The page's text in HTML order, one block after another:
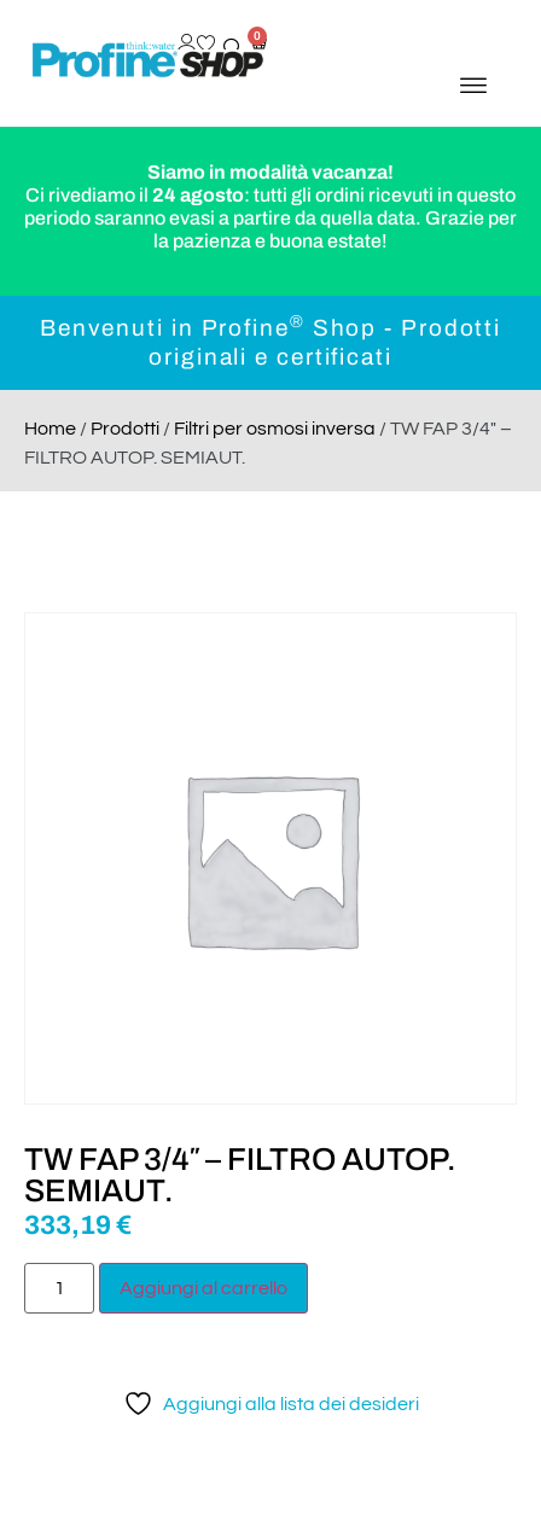
0
Siamo in modalità vacanza!
Ci rivediamo il 24 agosto: tutti gli ordini ricevuti in questo
periodo saranno evasi a partire da quella data. Grazie per
la pazienza e buona estate!
Benvenuti in Profine® Shop - Prodotti
originali e certificati
Home / Prodotti / Filtri per osmosi inversa / TW FAP 3/4″ –
FILTRO AUTOP. SEMIAUT.
TW FAP 3/4″ – FILTRO AUTOP.
SEMIAUT.
333,19 €
Aggiungi al carrello
Aggiungi alla lista dei desideri